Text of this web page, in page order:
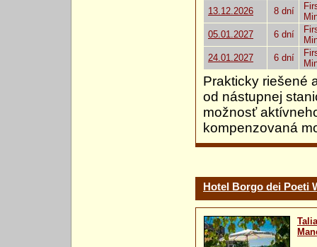
13.12.2026
8 dní
05.01.2027
6 dní
24.01.2027
6 dní
Prakticky riešené
od nástupnej
možnosť
kompenzovaná
Hotel Borgo dei Poeti